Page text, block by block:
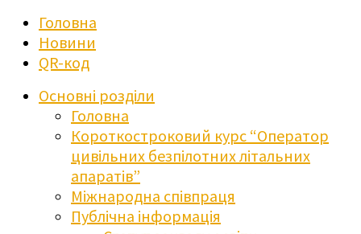
Головна
Новини
QR-код
Основні розділи
Головна
Короткостроковий курс “Оператор
цивільних безпілотних літальних
апаратів”
Міжнародна співпраця
Публічна інформація